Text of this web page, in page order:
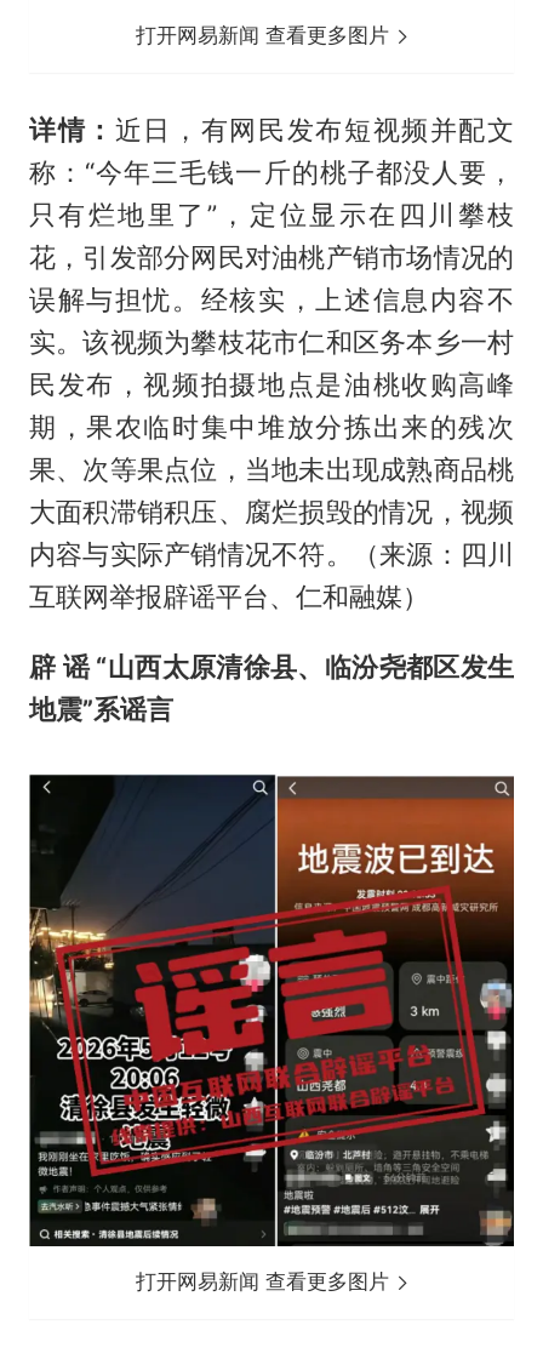
打开网易新闻 查看更多图片
详情： 近日，有网民发布短视频并配文
称：“今年三毛钱一斤的桃子都没人要，
只有烂地里了”，定位显示在四川攀枝
花，引发部分网民对油桃产销市场情况的
误解与担忧。经核实，上述信息内容不
实。该视频为攀枝花市仁和区务本乡一村
民发布，视频拍摄地点是油桃收购高峰
期，果农临时集中堆放分拣出来的残次
果、次等果点位，当地未出现成熟商品桃
大面积滞销积压、腐烂损毁的情况，视频
内容与实际产销情况不符。（来源：四川
互联网举报辟谣平台、仁和融媒）
辟 谣 “山西太原清徐县、临汾尧都区发生
地震”系谣言
打开网易新闻 查看更多图片